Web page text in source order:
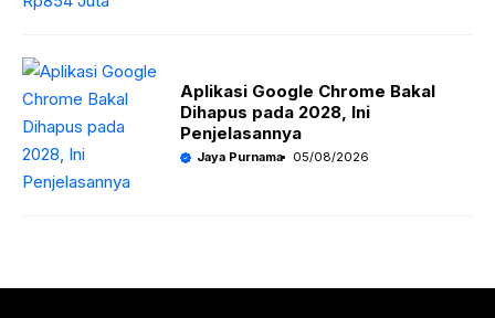
Aplikasi Google Chrome Bakal
Dihapus pada 2028, Ini
Penjelasannya
Jaya Purnama 05/08/2026